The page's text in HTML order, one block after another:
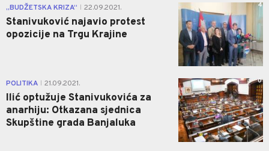
„BUDŽETSKA KRIZA“ 22.09.2021.
Stanivuković najavio protest
opozicije na Trgu Krajine
4
POLITIKA 21.09.2021.
Ilić optužuje Stanivukovića za
anarhiju: Otkazana sjednica
Skupštine grada Banjaluka
0